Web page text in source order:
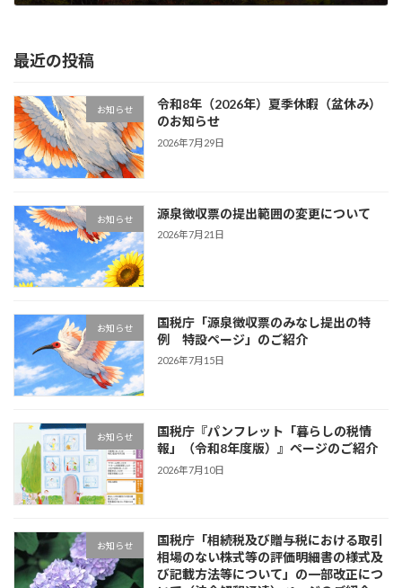
最近の投稿
お知らせ
令和8年（2026年）夏季休暇（盆休み）
のお知らせ
2026年7月29日
お知らせ 源泉徴収票の提出範囲の変更について
2026年7月21日
お知らせ
国税庁「源泉徴収票のみなし提出の特
例 特設ページ」のご紹介
2026年7月15日
お知らせ
国税庁『パンフレット「暮らしの税情
報」（令和8年度版）』ページのご紹介
2026年7月10日
お知らせ
国税庁「相続税及び贈与税における取引
相場のない株式等の評価明細書の様式及
び記載方法等について」の一部改正につ